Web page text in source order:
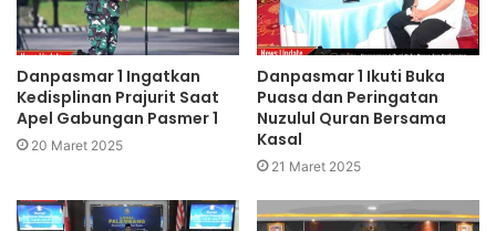
Danpasmar 1 Ingatkan
Kedisplinan Prajurit Saat
Apel Gabungan Pasmer 1
20 Maret 2025
Danpasmar 1 Ikuti Buka
Puasa dan Peringatan
Nuzulul Quran Bersama
Kasal
21 Maret 2025